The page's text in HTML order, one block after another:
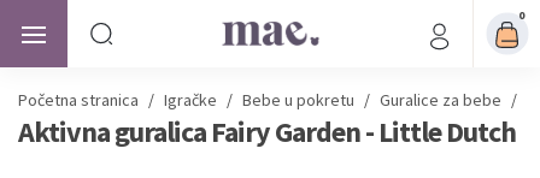
0
Početna stranica / Igračke / Bebe u pokretu / Guralice za bebe /
Aktivna guralica Fairy Garden - Little Dutch